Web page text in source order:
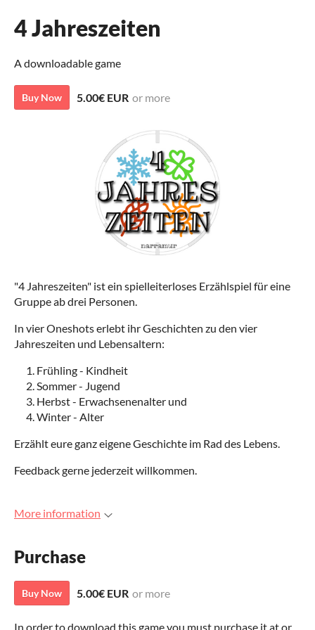
4 Jahreszeiten
A downloadable game
Buy Now 5.00€ EUR or more
"4 Jahreszeiten" ist ein spielleiterloses Erzählspiel für eine
Gruppe ab drei Personen.
In vier Oneshots erlebt ihr Geschichten zu den vier
Jahreszeiten und Lebensaltern:
Frühling - Kindheit
Sommer - Jugend
Herbst - Erwachsenenalter und
Winter - Alter
Erzählt eure ganz eigene Geschichte im Rad des Lebens.
Feedback gerne jederzeit willkommen.
More information
Purchase
Buy Now 5.00€ EUR or more
In order to download this game you must purchase it at or